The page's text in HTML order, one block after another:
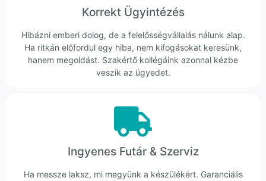
Korrekt Ügyintézés
Hibázni emberi dolog, de a felelősségvállalás nálunk alap.
Ha ritkán előfordul egy hiba, nem kifogásokat keresünk,
hanem megoldást. Szakértő kollégáink azonnal kézbe
veszik az ügyedet.
Ingyenes Futár & Szerviz
Ha messze laksz, mi megyünk a készülékért. Garanciális